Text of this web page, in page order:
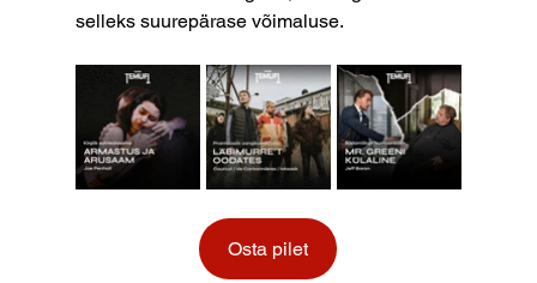
selleks suurepärase võimaluse.
Osta pilet